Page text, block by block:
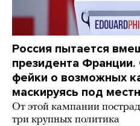
Россия пытается
президента Франции.
фейки о возможных
маскируясь под
От этой кампании
три крупных политика